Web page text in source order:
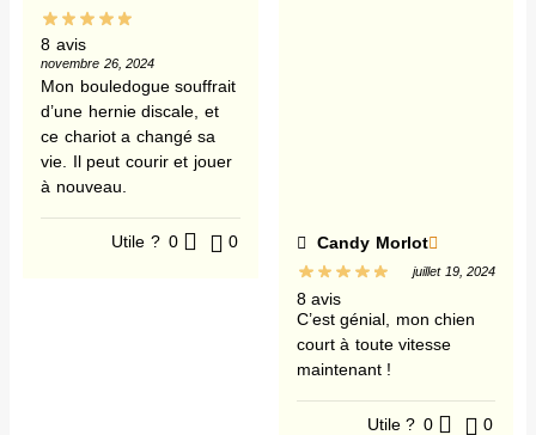
8 avis
novembre 26, 2024
Mon bouledogue souffrait
d’une hernie discale, et
ce chariot a changé sa
vie. Il peut courir et jouer
à nouveau.
Utile ? 0 0 Candy Morlot
8 avis
juillet 19, 2024
C’est génial, mon chien
court à toute vitesse
maintenant !
Utile ? 0 0